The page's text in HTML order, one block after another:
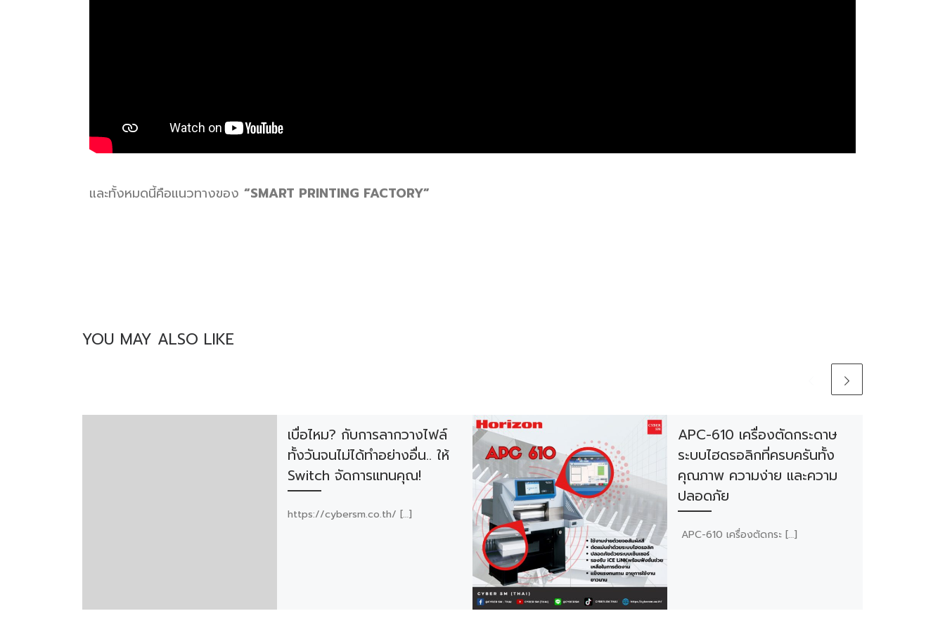
และทั้งหมดนี้คือแนวทางของ “SMART PRINTING FACTORY”
YOU MAY ALSO LIKE
เบื่อไหม? กับการลากวางไฟล์
ทั้งวันจนไม่ได้ทำอย่างอื่น.. ให้
Switch จัดการแทนคุณ!
https://cybersm.co.th/ […]
APC-610 เครื่องตัดกระดาษ
ระบบไฮดรอลิกที่ครบครันทั้ง
คุณภาพ ความง่าย และความ
ปลอดภัย
APC-610 เครื่องตัดกระ […]